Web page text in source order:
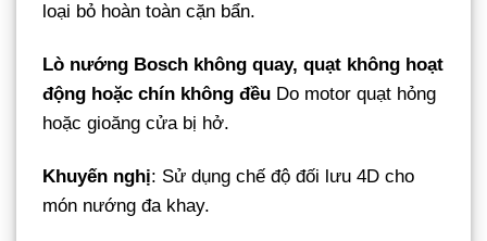
loại bỏ hoàn toàn cặn bẩn.
Lò nướng Bosch không quay, quạt không hoạt
động hoặc chín không đều Do motor quạt hỏng
hoặc gioăng cửa bị hở.
Khuyến nghị: Sử dụng chế độ đối lưu 4D cho
món nướng đa khay.